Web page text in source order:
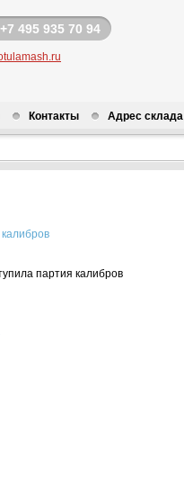
+7 495 935 70 94
Контакты Адрес склада
партия калибров